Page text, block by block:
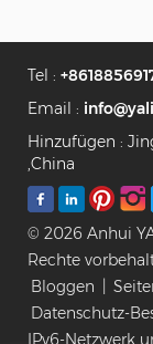
Tel :
Email :
Hinzufügen :
,China
© 2026 Anhui
Rechte
Bloggen
Datenschutz-
IPv6-Netzwerk